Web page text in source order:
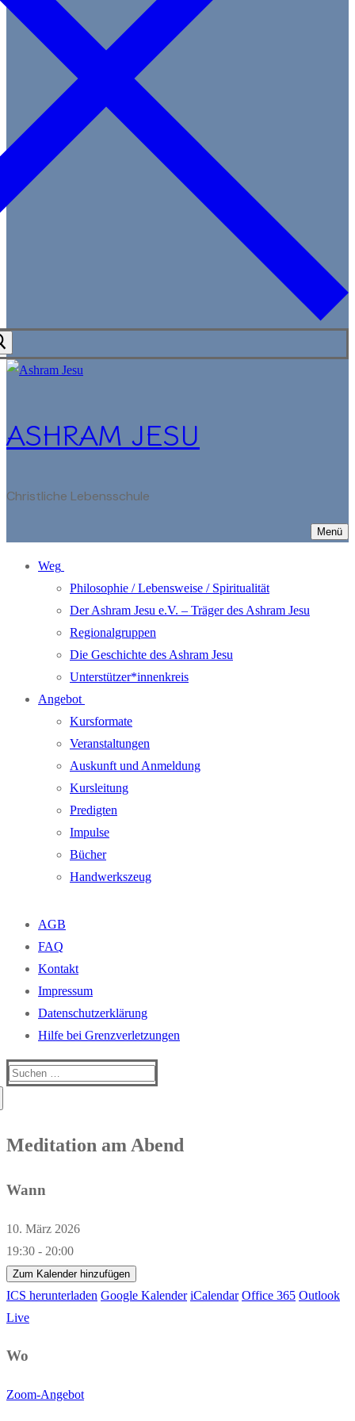
ASHRAM JESU
Christliche Lebensschule
Menü
Weg
Philosophie / Lebensweise / Spiritualität
Der Ashram Jesu e.V. – Träger des Ashram Jesu
Regionalgruppen
Die Geschichte des Ashram Jesu
Unterstützer*innenkreis
Angebot
Kursformate
Veranstaltungen
Auskunft und Anmeldung
Kursleitung
Predigten
Impulse
Bücher
Handwerkszeug
AGB
FAQ
Kontakt
Impressum
Datenschutzerklärung
Hilfe bei Grenzverletzungen
Suchen
Meditation am Abend
Wann
10. März 2026
19:30 - 20:00
Zum Kalender hinzufügen
ICS herunterladen Google Kalender iCalendar Office 365 Outlook
Live
Wo
Zoom-Angebot